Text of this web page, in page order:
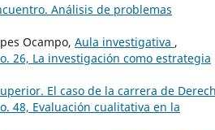
Análisis de problemas
Ocampo, Aula investigativa ,
26, La investigación como estrategia
El caso de la carrera de
48, Evaluación cualitativa en la